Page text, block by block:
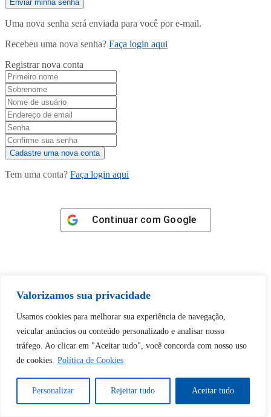
Valorizamos sua privacidade
Usamos cookies para melhorar sua experiência de navegação,
veicular anúncios ou conteúdo personalizado e analisar nosso
tráfego. Ao clicar em "Aceitar tudo", você concorda com nosso uso
de cookies. Política de Cookies
Personalizar Rejeitar tudo Aceitar tudo
Uma nova senha será enviada para você por e-mail.
Recebeu uma nova senha? Faça login aqui
Registrar nova conta
Tem uma conta? Faça login aqui
Continuar com Google
Tem certeza de que deseja
desbloquear esta publicação?
Desbloquear esquerda : 0
Sim Não